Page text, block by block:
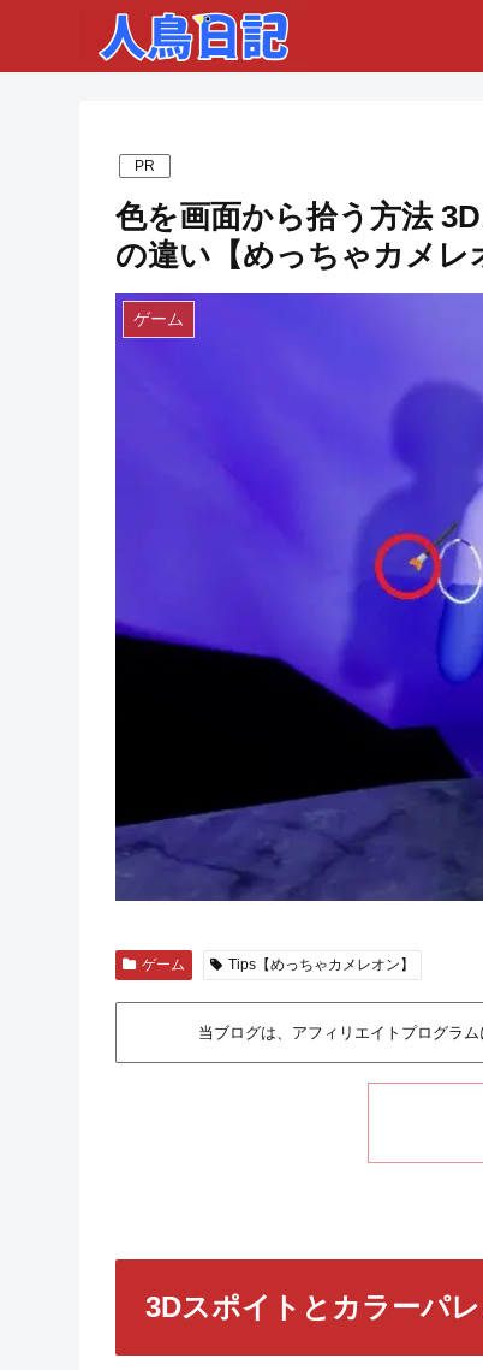
PR
色を画面から拾う方法
の違い【めっちゃカメレ
ゲーム
ゲーム Tips【めっちゃカメレオン】
当ブログは、アフィリエイトプログラ
3Dスポイトとカラーパ